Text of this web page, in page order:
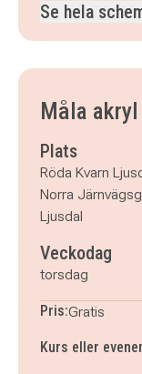
Se hela
torsdag 1
torsdag 8
torsdag 15
torsdag 22
torsdag 29
Måla
Plats
Röda Kvarn
Norra
Ljusdal
Veckodag
torsdag
Pris:Gratis
Kurs eller